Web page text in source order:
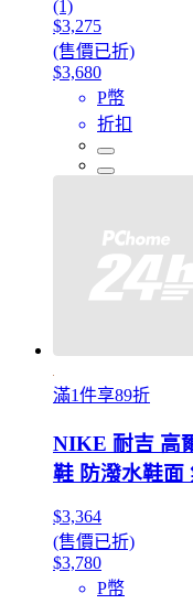
(1)
$3,275
(售價已折)
$3,680
P幣
折扣
滿1件享89折
NIKE 耐吉 高
鞋 防潑水鞋面
$3,364
(售價已折)
$3,780
P幣